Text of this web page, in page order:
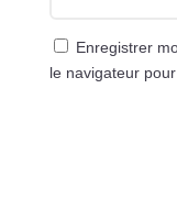
Enregistrer
le navigateur